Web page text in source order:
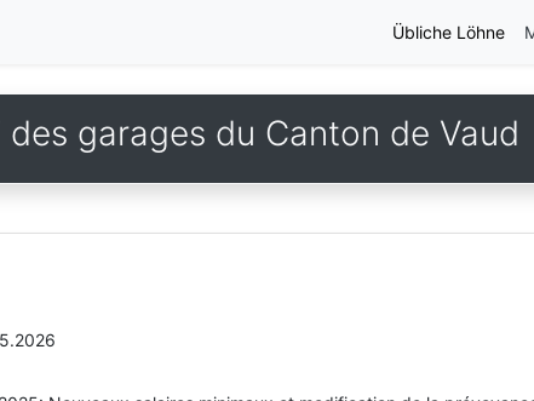
Übliche Löhne
des garages du Canton de Vaud